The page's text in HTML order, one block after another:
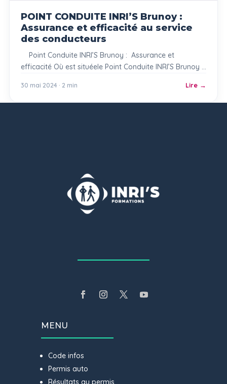
POINT CONDUITE INRI’S Brunoy :
Assurance et efficacité au service
des conducteurs
Point Conduite INRI’S Brunoy : Assurance et
efficacité Où est situéele Point Conduite INRI’S Brunoy ?
Point de RDV pour la conduite automobile à Brunoy,
dénommé Point Conduite INRI’S Brunoy. Ce point de
30 mai 2024 · 2 min Lire
MENU
Code infos
Permis auto
Résultats au permis